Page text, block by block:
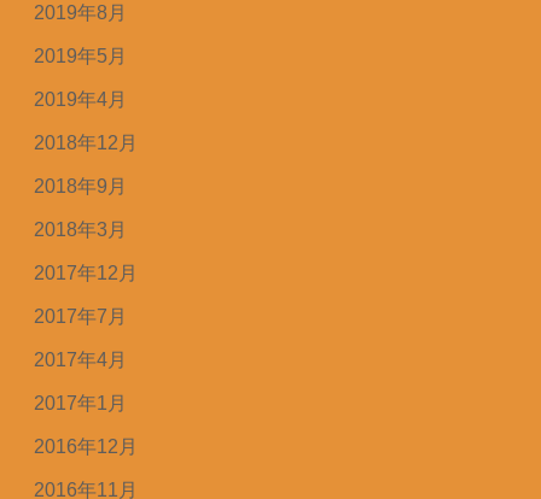
2019年8月
2019年5月
2019年4月
2018年12月
2018年9月
2018年3月
2017年12月
2017年7月
2017年4月
2017年1月
2016年12月
2016年11月